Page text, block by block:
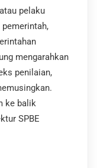
pelaku
mengarahkan
penilaian,
ke balik
SPBE